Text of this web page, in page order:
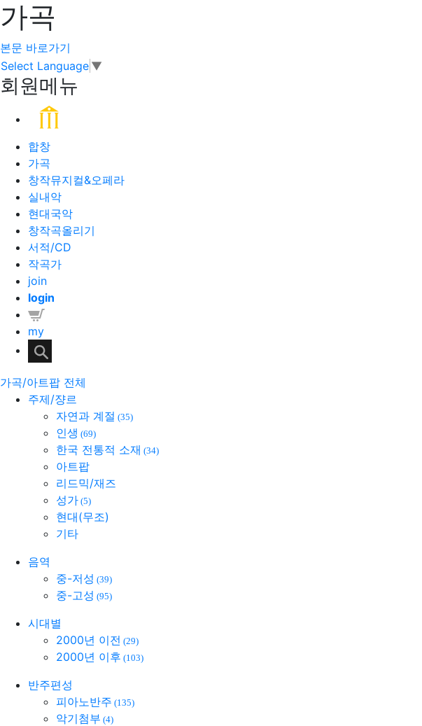
가곡
본문 바로가기
Select Language ▼
회원메뉴
합창
가곡
창작뮤지컬&오페라
실내악
현대국악
창작곡올리기
서적/CD
작곡가
join
login
my
가곡/아트팝 전체
주제/쟝르
자연과 계절 (35)
인생 (69)
한국 전통적 소재 (34)
아트팝
리드믹/재즈
성가 (5)
현대(무조)
기타
음역
중-저성 (39)
중-고성 (95)
시대별
2000년 이전 (29)
2000년 이후 (103)
반주편성
피아노반주 (135)
악기첨부 (4)